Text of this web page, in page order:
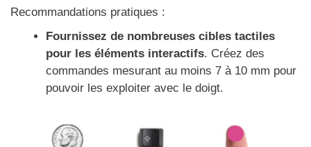
Recommandations pratiques :
Fournissez de nombreuses cibles tactiles
pour les éléments interactifs. Créez des
commandes mesurant au moins 7 à 10 mm pour
pouvoir les exploiter avec le doigt.